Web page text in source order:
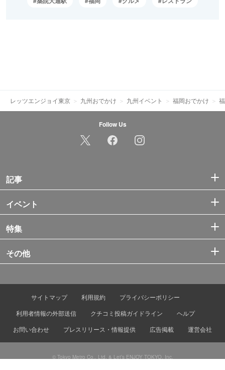
レッツエンジョイ東京 九州おでかけ 九州イベント 福岡おでかけ
Follow Us
記事
イベント
特集
その他
サイトマップ 利用規約
プライバシーポリシー
利用者情報の外部送信
クチコミ投稿ガイドライン
ヘルプ
お問い合わせ
プレスリリース・情報提供 広告掲載 運営会社
© Tokyo Metro Co., Ltd. & Let’s ENJOY TOKYO, Inc.